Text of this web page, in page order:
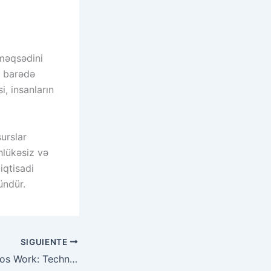
barədə
insanların
və
SIGUIENTE
How Online Casinos Work: Technology, Fairness, and Payouts